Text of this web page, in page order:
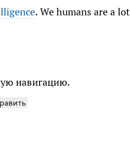
. We humans are a lot
навигацию.